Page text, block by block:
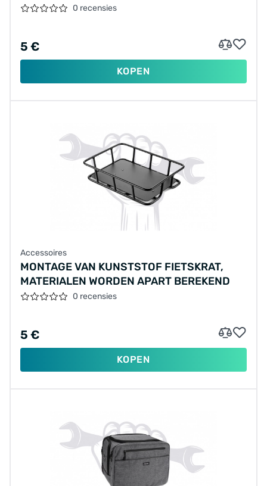
0 recensies
5 €
KOPEN
Accessoires
MONTAGE VAN KUNSTSTOF FIETSKRAT,
MATERIALEN WORDEN APART BEREKEND
0 recensies
5 €
KOPEN